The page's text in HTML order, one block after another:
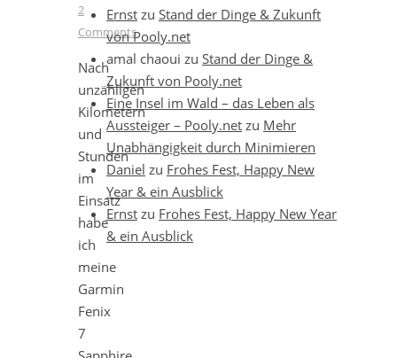
2
Comments
Nach
unzähligen
Kilometern
und
Stunden
im
Einsatz
habe
ich
meine
Garmin
Fenix
7
Ernst zu Stand der Dinge & Zukunft
von Pooly.net
amal chaoui zu Stand der Dinge &
Zukunft von Pooly.net
Eine Insel im Wald – das Leben als
Aussteiger – Pooly.net zu Mehr
Unabhängigkeit durch Minimieren
Daniel zu Frohes Fest, Happy New
Year & ein Ausblick
Ernst zu Frohes Fest, Happy New Year
& ein Ausblick